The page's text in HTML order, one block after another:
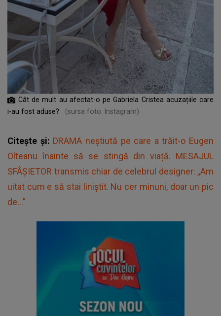
Cât de mult au afectat-o pe Gabriela Cristea acuzațiile care
i-au fost aduse?
(sursa foto: Instagram)
Citește și: DRAMA neștiută pe care a trăit-o Eugen
Olteanu înainte să se stingă din viață. MESAJUL
SFÂȘIETOR transmis chiar de celebrul designer: „Am
uitat cum e să stai liniștit. Nu cer minuni, doar un pic
de...”